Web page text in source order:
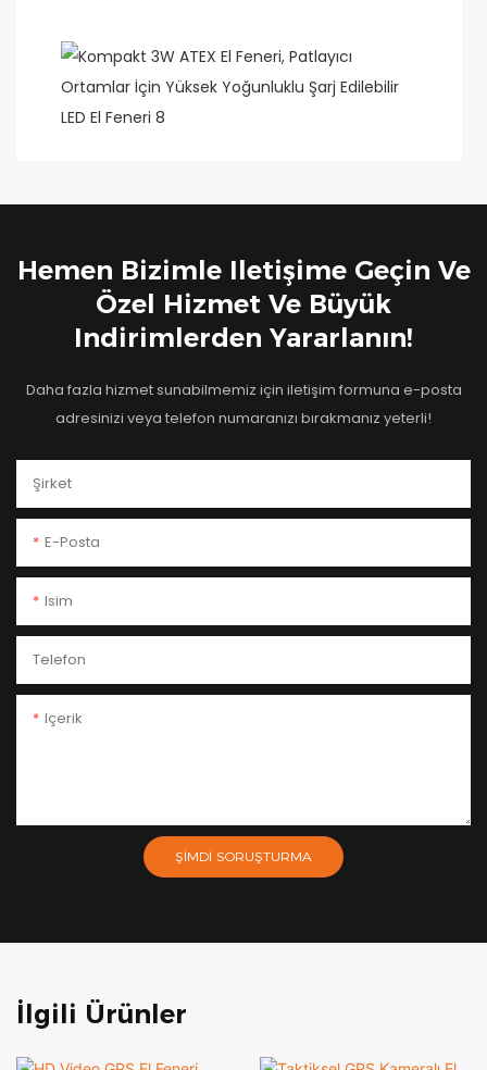
Hemen Bizimle Iletişime Geçin Ve
Özel Hizmet Ve Büyük
Indirimlerden Yararlanın!
Daha fazla hizmet sunabilmemiz için iletişim formuna e-posta
adresinizi veya telefon numaranızı bırakmanız yeterli!
Şirket
E-Posta
Isim
Telefon
Içerik
ŞIMDI SORUŞTURMA
İlgili Ürünler